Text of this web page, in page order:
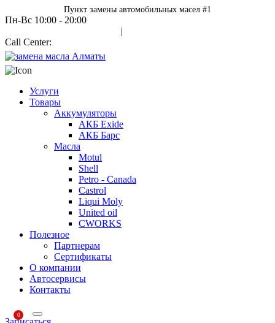
Пункт замены автомобильных масел #1
Пн-Вс 10:00 - 20:00
|
Call Center:
Услуги
Товары
Аккумуляторы
АКБ Exide
АКБ Барс
Масла
Motul
Shell
Petro - Canada
Castrol
Liqui Moly
United oil
CWORKS
Полезное
Партнерам
Сертификаты
О компании
Автосервисы
Контакты
0